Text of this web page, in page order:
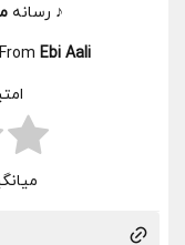
♪ رسانه
From Ebi Aali